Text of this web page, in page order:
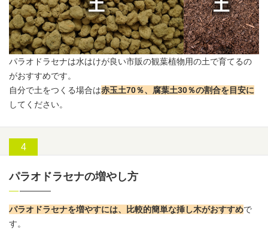
パラオドラセナは水はけが良い市販の観葉植物用の土で育てるの
がおすすめです。
自分で土をつくる場合は赤玉土70％、腐葉土30％の割合を目安に
してください。
パラオドラセナの増やし方
パラオドラセナを増やすには、比較的簡単な挿し木がおすすめで
す。